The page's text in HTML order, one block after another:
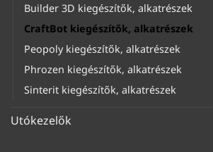
Builder 3D kiegészítők, alkatrészek
CraftBot kiegészítők, alkatrészek
Peopoly kiegészítők, alkatrészek
Phrozen kiegészítők, alkatrészek
Sinterit kiegészítők, alkatrészek
Utókezelők